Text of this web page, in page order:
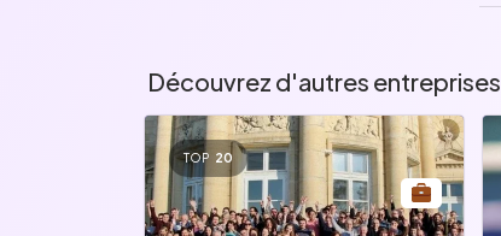
Découvrez d'autres entreprises
TOP 20